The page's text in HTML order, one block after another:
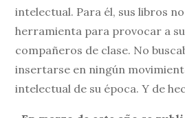
intelectual. Para él, sus libros
herramienta para provocar a
compañeros de clase. No
insertarse en ningún
intelectual de su época. Y de